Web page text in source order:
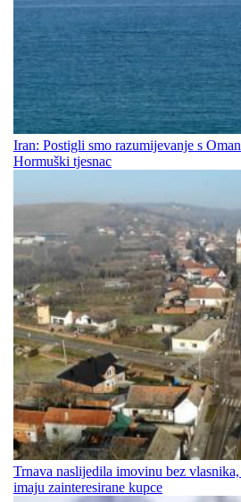
Iran: Postigli smo razumijevanje s
Hormuški tjesnac
Trnava naslijedila imovinu bez
imaju zainteresirane kupce